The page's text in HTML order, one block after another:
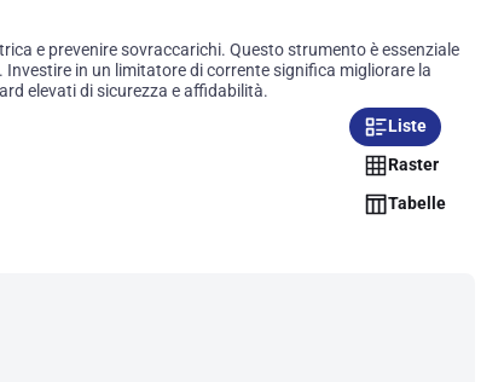
e prevenire sovraccarichi. Questo strumento è essenziale
in un limitatore di corrente significa migliorare la
elevati di sicurezza e affidabilità.
Liste
Raster
Tabelle